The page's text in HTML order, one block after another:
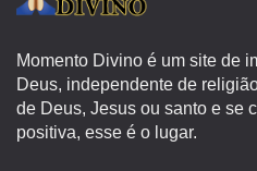
Momento Divino é um site de
Deus, independente de
de Deus, Jesus ou santo e se
positiva, esse é o lugar.